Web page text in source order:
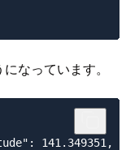
なっています。
141.349351,